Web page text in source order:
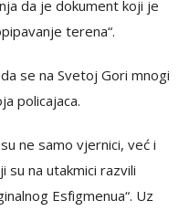
da je dokument koji je
terena“.
se na Svetoj Gori mnogi
policajaca.
ne samo vjernici, već i
su na utakmici razvili
Esfigmenua“. Uz